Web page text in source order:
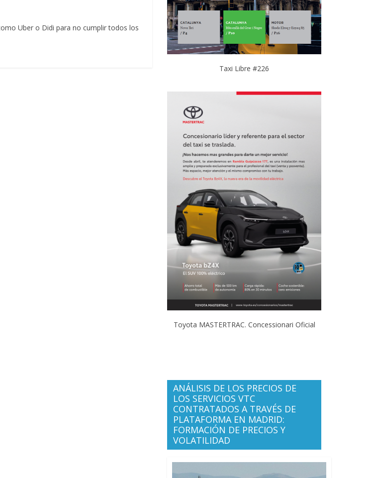
Uber o Didi para no cumplir todos los
Taxi Libre #226
Toyota MASTERTRAC. Concessionari Oficial
ANÁLISIS DE LOS PRECIOS DE
LOS SERVICIOS VTC
CONTRATADOS A TRAVÉS DE
PLATAFORMA EN MADRID:
FORMACIÓN DE PRECIOS Y
VOLATILIDAD